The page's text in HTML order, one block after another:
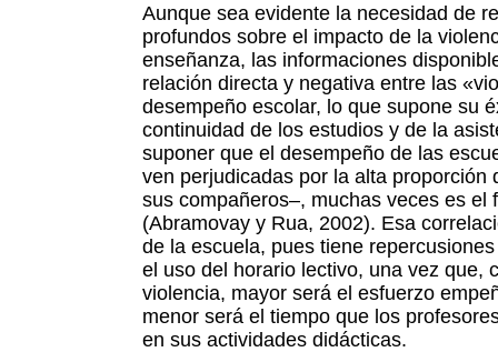
Aunque sea evidente la necesidad de
profundos sobre el impacto de la
enseñanza, las informaciones
relación directa y negativa entre las
desempeño escolar, lo que supone su
continuidad de los estudios y de la
suponer que el desempeño de las
ven perjudicadas por la alta proporción
sus compañeros–, muchas veces es el
(Abramovay y Rua, 2002). Esa
de la escuela, pues tiene
el uso del horario lectivo, una vez que,
violencia, mayor será el esfuerzo
menor será el tiempo que los
en sus actividades didácticas.